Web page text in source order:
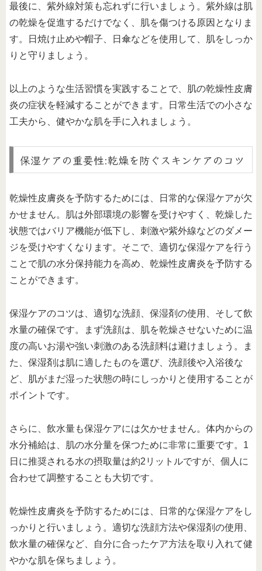
最後に、紫外線対策も忘れずに行いましょう。紫外線は肌
の乾燥を促進するだけでなく、肌を傷つける原因となりま
す。日焼け止めや帽子、日傘などを使用して、肌をしっか
りと守りましょう。
以上のような生活習慣を実践することで、肌の乾燥性皮膚
炎の症状を軽減することができます。日常生活での小さな
工夫から、健やかな肌を手に入れましょう。
保湿ケアの重要性:乾燥を防ぐスキンケアのコツ
乾燥性皮膚炎を予防するためには、日常的な保湿ケアが欠
かせません。肌は外部環境の影響を受けやすく、乾燥した
状態ではバリア機能が低下し、刺激や紫外線などのダメー
ジを受けやすくなります。そこで、適切な保湿ケアを行う
ことで肌の水分保持能力を高め、乾燥性皮膚炎を予防する
ことができます。
保湿ケアのコツは、適切な洗顔、保湿剤の使用、そして飲
水量の確保です。まず洗顔は、肌を乾燥させないために温
度の高いお湯や強い刺激のある洗顔料は避けましょう。ま
た、保湿剤は肌に適したものを選び、洗顔後や入浴後な
ど、肌がまだ湿った状態の時にしっかりと使用することが
ポイントです。
さらに、飲水量も保湿ケアには欠かせません。体内からの
水分補給は、肌の水分量を保つために非常に重要です。1
日に推奨される水の摂取量は約2リットルですが、個人に
合わせて調整することも大切です。
乾燥性皮膚炎を予防するためには、日常的な保湿ケアをし
っかりと行いましょう。適切な洗顔方法や保湿剤の使用、
飲水量の確保など、自分に合ったケア方法を取り入れて健
やかな肌を保ちましょう。